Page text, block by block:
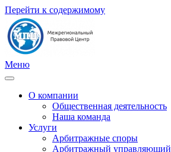
Перейти к содержимому
Меню
О компании
Общественная деятельность
Наша команда
Услуги
Арбитражные споры
Арбитражный управляющий